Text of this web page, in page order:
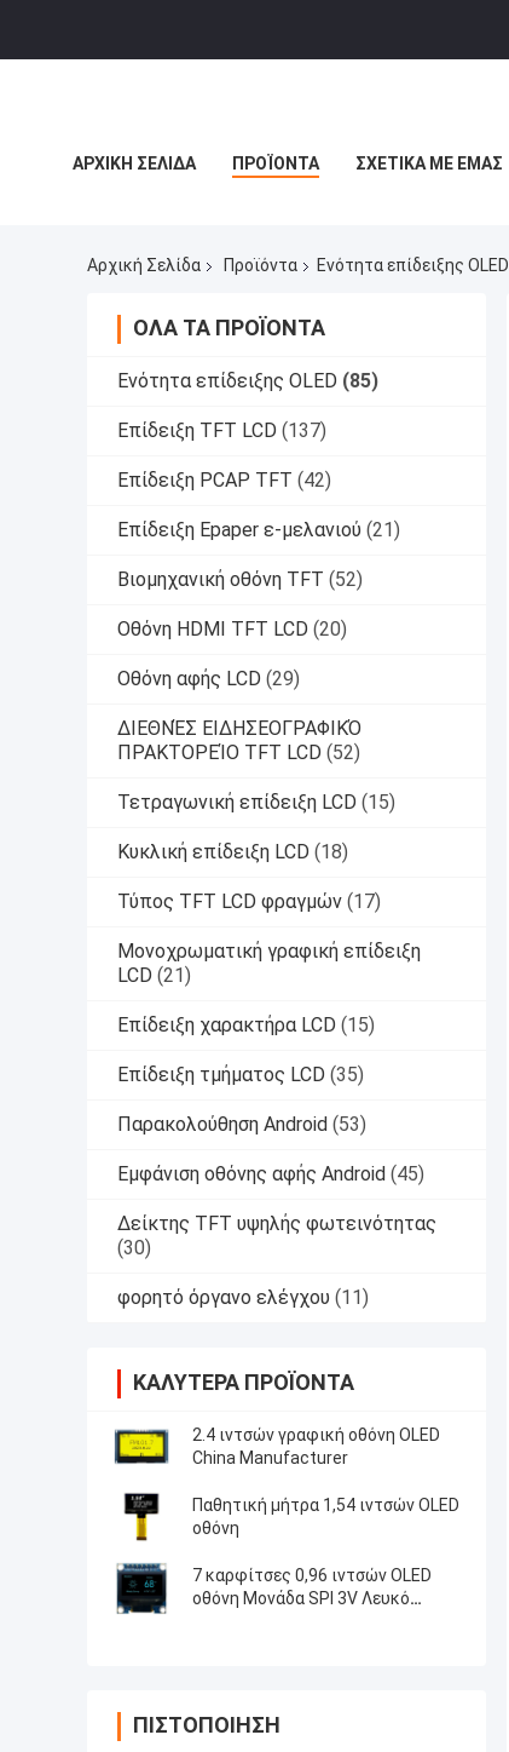
ΑΡΧΙΚΉ ΣΕΛΊΔΑ ΠΡΟΪΌΝΤΑ ΣΧΕΤΙΚΆ ΜΕ ΕΜΆΣ
Αρχική Σελίδα Προϊόντα Ενότητα επίδειξης OLED
ΌΛΑ ΤΑ ΠΡΟΪΌΝΤΑ
Ενότητα επίδειξης OLED (85)
Επίδειξη TFT LCD (137)
Επίδειξη PCAP TFT (42)
Επίδειξη Epaper ε-μελανιού (21)
Βιομηχανική οθόνη TFT (52)
Οθόνη HDMI TFT LCD (20)
Οθόνη αφής LCD (29)
ΔΙΕΘΝΈΣ ΕΙΔΗΣΕΟΓΡΑΦΙΚΌ
ΠΡΑΚΤΟΡΕΊΟ TFT LCD (52)
Τετραγωνική επίδειξη LCD (15)
Κυκλική επίδειξη LCD (18)
Τύπος TFT LCD φραγμών (17)
Μονοχρωματική γραφική επίδειξη
LCD (21)
Επίδειξη χαρακτήρα LCD (15)
Επίδειξη τμήματος LCD (35)
Παρακολούθηση Android (53)
Εμφάνιση οθόνης αφής Android (45)
Δείκτης TFT υψηλής φωτεινότητας
(30)
φορητό όργανο ελέγχου (11)
ΚΑΛΎΤΕΡΑ ΠΡΟΪΌΝΤΑ
2.4 ιντσών γραφική οθόνη OLED
China Manufacturer
Παθητική μήτρα 1,54 ιντσών OLED
οθόνη
7 καρφίτσες 0,96 ιντσών OLED
οθόνη Μονάδα SPI 3V Λευκό
ΠΙΣΤΟΠΟΊΗΣΗ